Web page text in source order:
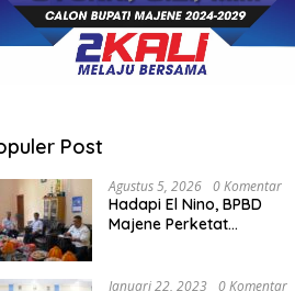
Post
Agustus 5, 2026 0 Komentar
Hadapi El Nino, BPBD
Majene Perketat
Januari 22, 2023 0 Komentar